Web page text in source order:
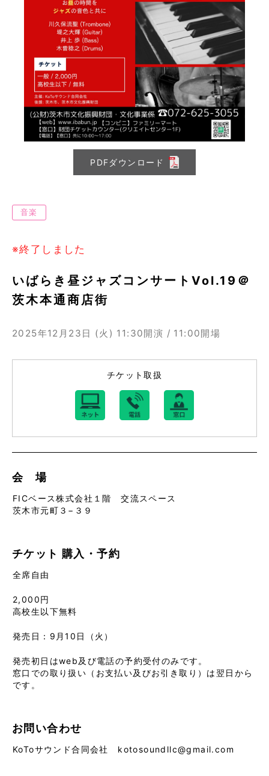
PDFダウンロード
音楽
※終了しました
いばらき昼ジャズコンサートVol.19＠
茨木本通商店街
2025年12月23日 (火) 11:30開演 / 11:00開場
チケット取扱
会 場
FICベース株式会社１階 交流スペース
茨木市元町３−３９
チケット 購入・予約
全席自由
2,000円
高校生以下無料
発売日：9月10日（火）
発売初日はweb及び電話の予約受付のみです。
窓口での取り扱い（お支払い及びお引き取り）は翌日から
です。
お問い合わせ
KoToサウンド合同会社 kotosoundllc@gmail.com